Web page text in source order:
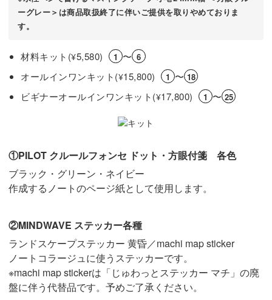
ーグレー＞は商品取扱終了に伴いご提供を取りやめておりま
す。
材料キット(¥5,580) 1 〜 6
オールインワンキット(¥15,800) 1 〜 18
ビギナーオールインワンキット(¥17,800) 1 〜 25
①PILOT クルールフォンセ ドット・方眼付箋 各色
ブラック・グリーン・ネイビー
作成するノートのページ紙として使用します。
②MINDWAVE ステッカー各種
ランドスケープステッカー 黄昏／machi map sticker
ノートコラージュに使うステッカーです。
※machi map stickerは「じゅわっとステッカー マチ」の廃
盤に伴う代替品です。予めご了承ください。